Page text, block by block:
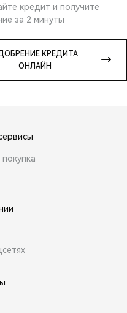
кредит и получите
за 2 минуты
КРЕДИТА
ОНЛАЙН